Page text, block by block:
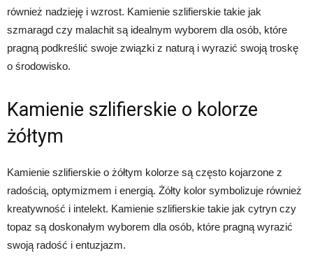
również nadzieję i wzrost. Kamienie szlifierskie takie jak
szmaragd czy malachit są idealnym wyborem dla osób, które
pragną podkreślić swoje związki z naturą i wyrazić swoją troskę
o środowisko.
Kamienie szlifierskie o kolorze
żółtym
Kamienie szlifierskie o żółtym kolorze są często kojarzone z
radością, optymizmem i energią. Żółty kolor symbolizuje również
kreatywność i intelekt. Kamienie szlifierskie takie jak cytryn czy
topaz są doskonałym wyborem dla osób, które pragną wyrazić
swoją radość i entuzjazm.